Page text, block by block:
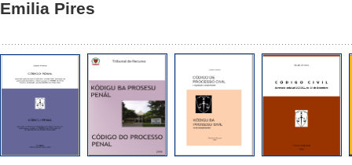
Emilia Pires